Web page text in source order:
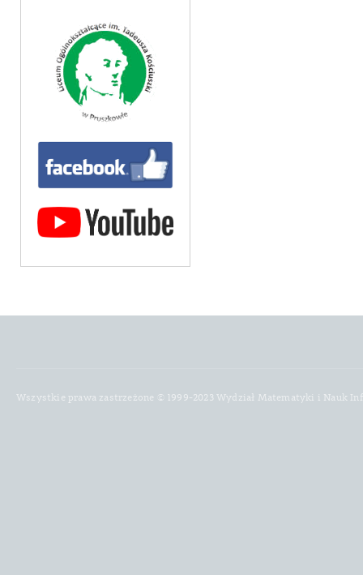
Wszystkie prawa zastrzeżone © 1999-2023 Wydział Matematyki i Nauk